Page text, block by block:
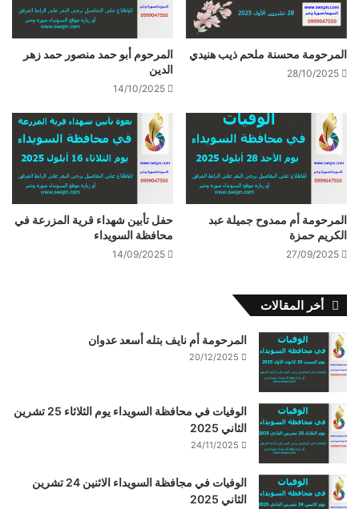
المرحومة محسنة ملحم ذيب هنيدي
28/10/2025
المرحوم أبو حمد منصور حمد زهر
الدين
14/10/2025
المرحومة أم ممدوح جميلة عبد
الكريم حمزة
27/09/2025
حفل تأبين شهداء قرية المزرعة في
محافظة السويداء
14/09/2025
أخر المقالات
المرحومة أم نايف بتله أسعد عدوان
20/12/2025
الوفيات في محافظة السويداء يوم الثلاثاء 25 تشرين
الثاني 2025
24/11/2025
الوفيات في مجافظة السويداء الاثنين 24 تشرين
الثاني 2025